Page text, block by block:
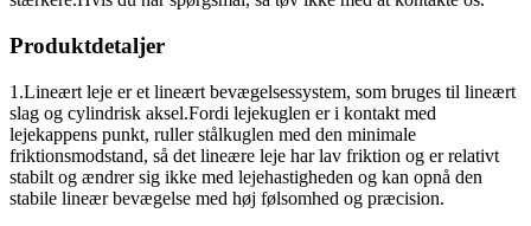
Produktdetaljer
1.Lineært leje er et lineært bevægelsessystem, som bruges til lineært
slag og cylindrisk aksel.Fordi lejekuglen er i kontakt med
lejekappens punkt, ruller stålkuglen med den minimale
friktionsmodstand, så det lineære leje har lav friktion og er relativt
stabilt og ændrer sig ikke med lejehastigheden og kan opnå den
stabile lineær bevægelse med høj følsomhed og præcision.